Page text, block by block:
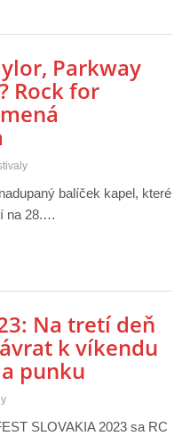
Parkway
Rock for
balíček kapel, které
na 28.…
Na tretí deň
k víkendu
punku
SLOVAKIA 2023 sa RC